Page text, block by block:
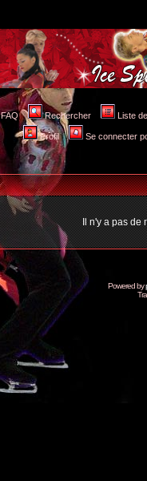
FAQ Rechercher Liste
Profil Se connecter
Il n'y a pas de
Powered by